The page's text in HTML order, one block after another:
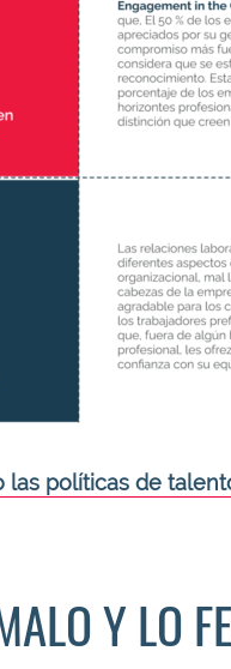
las políticas de
Y LO